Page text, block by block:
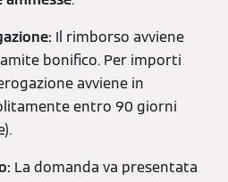
Il rimborso avviene
bonifico. Per importi
avviene in
entro 90 giorni
La domanda va presentata